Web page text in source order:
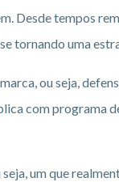
Desde tempos
tornando uma
ou seja,
com programa
um que